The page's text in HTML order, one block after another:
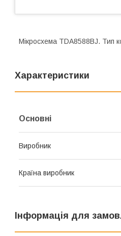
Мікросхема TDA8588BJ. Тип
Характеристики
Основні
Виробник
Країна виробник
Інформація для